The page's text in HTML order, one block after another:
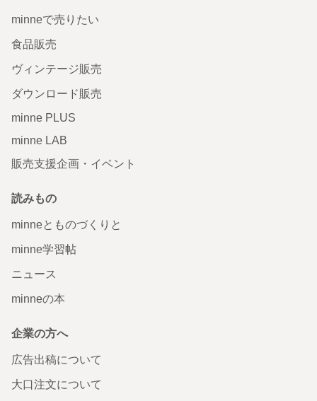
minneで売りたい
食品販売
ヴィンテージ販売
ダウンロード販売
minne PLUS
minne LAB
販売支援企画・イベント
読みもの
minneとものづくりと
minne学習帖
ニュース
minneの本
企業の方へ
広告出稿について
大口注文について